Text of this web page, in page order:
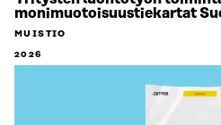
monimuotoisuustiekartat
MUISTIO
2026